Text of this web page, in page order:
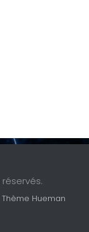
Thème Hueman